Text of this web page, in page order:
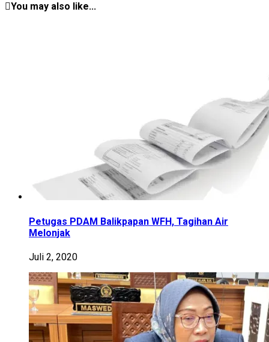
You may also like...
Petugas PDAM Balikpapan WFH, Tagihan Air
Melonjak
Juli 2, 2020